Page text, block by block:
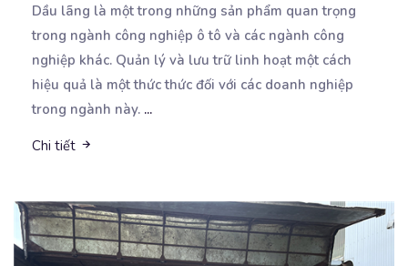
Dầu lãng là một trong những sản phẩm quan trọng
trong ngành công nghiệp ô tô và các ngành công
nghiệp khác. Quản lý và lưu trữ linh hoạt một cách
hiệu quả là một thức thức đối với các doanh nghiệp
trong ngành này. ...
Chi tiết